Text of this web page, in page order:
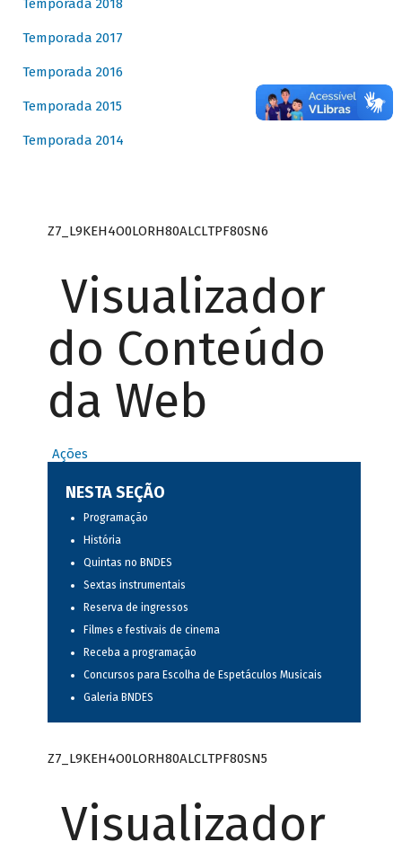
Temporada 2018
Temporada 2017
Temporada 2016
Temporada 2015
Temporada 2014
Z7_L9KEH4O0LORH80ALCLTPF80SN6
Visualizador
do Conteúdo
da Web
Ações
NESTA SEÇÃO
Programação
História
Quintas no BNDES
Sextas instrumentais
Reserva de ingressos
Filmes e festivais de cinema
Receba a programação
Concursos para Escolha de Espetáculos Musicais
Galeria BNDES
Z7_L9KEH4O0LORH80ALCLTPF80SN5
Visualizador